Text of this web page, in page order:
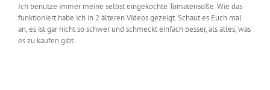
Ich benutze immer meine selbst eingekochte Tomatensoße. Wie das
funktioniert habe ich in 2 älteren Videos gezeigt. Schaut es Euch mal
an, es ist gar nicht so schwer und schmeckt einfach besser, als alles, was
es zu kaufen gibt.